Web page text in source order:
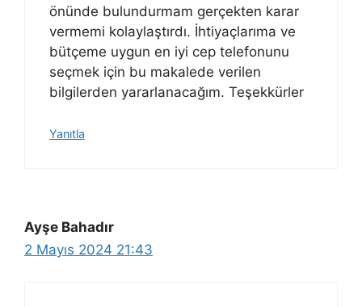
önünde bulundurmam gerçekten karar
vermemi kolaylaştırdı. İhtiyaçlarıma ve
bütçeme uygun en iyi cep telefonunu
seçmek için bu makalede verilen
bilgilerden yararlanacağım. Teşekkürler
Yanıtla
Ayşe Bahadır
2 Mayıs 2024 21:43